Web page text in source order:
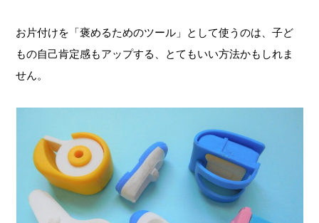
お片付けを「褒めるためのツール」として使うのは、子ど
もの自己肯定感もアップする、とてもいい方法かもしれま
せん。